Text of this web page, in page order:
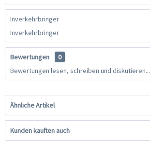
Inverkehrbringer
Inverkehrbringer
Bewertungen
0
Bewertungen lesen, schreiben und diskutieren...
Ähnliche Artikel
Kunden kauften auch